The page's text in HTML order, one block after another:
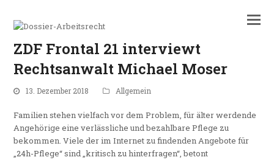
ZDF Frontal 21 interviewt
Rechtsanwalt Michael Moser
13. Dezember 2018 Allgemein
Familien stehen vielfach vor dem Problem, für älter werdende
Angehörige eine verlässliche und bezahlbare Pflege zu
bekommen. Viele der im Internet zu findenden Angebote für
„24h-Pflege“ sind „kritisch zu hinterfragen“, betont